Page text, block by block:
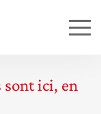
sont ici, en